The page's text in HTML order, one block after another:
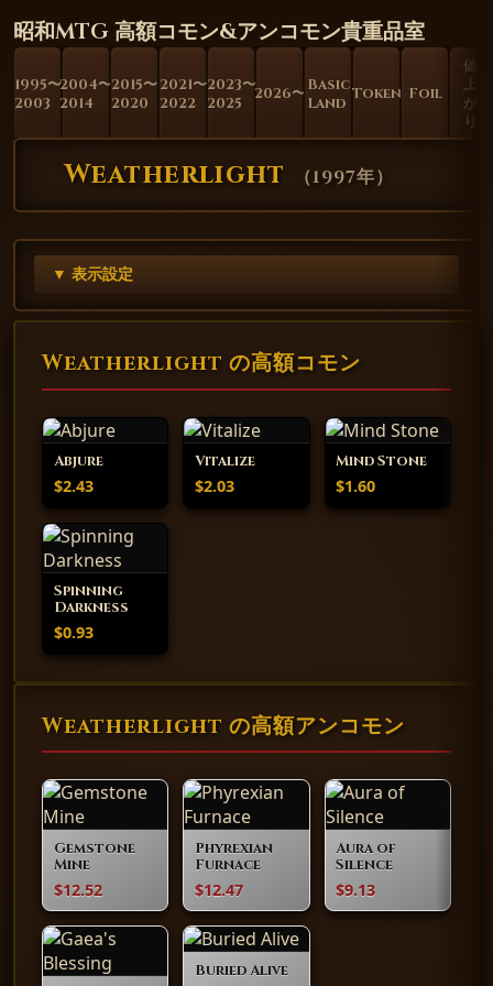
昭和MTG 高額コモン&アンコモン貴重品室
1995〜
2003
2004〜
2014
2015〜
2020
2021〜
2022
2023〜
2025
2026〜 Basic
Land Token Foil
値
上
が
り
Weatherlight （1997年）
▼ 表示設定
Weatherlight の高額コモン
Abjure
$2.43
Vitalize
$2.03
Mind Stone
$1.60
Spinning
Darkness
$0.93
Weatherlight の高額アンコモン
Gemstone
Mine
$12.52
Phyrexian
Furnace
$12.47
Aura of
Silence
$9.13
Buried Alive